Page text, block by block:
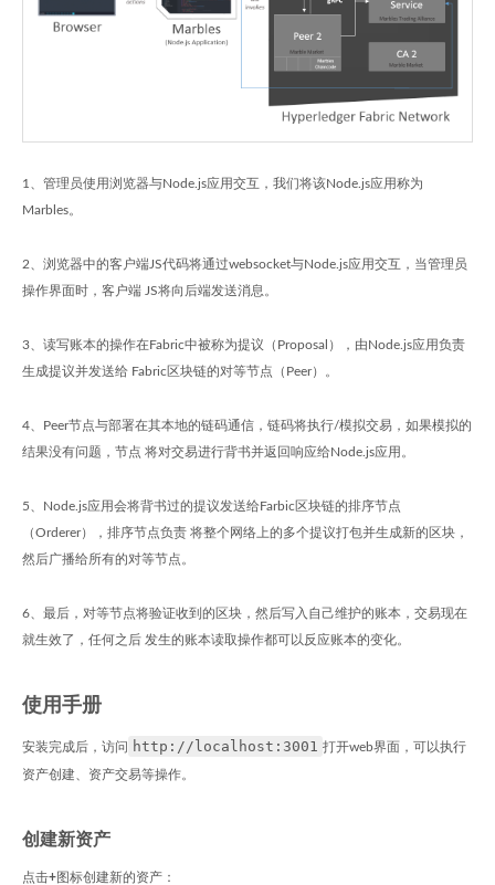
1、管理员使用浏览器与Node.js应用交互，我们将该Node.js应用称为
Marbles。
2、浏览器中的客户端JS代码将通过websocket与Node.js应用交互，当管理员
操作界面时，客户端 JS将向后端发送消息。
3、读写账本的操作在Fabric中被称为提议（Proposal），由Node.js应用负责
生成提议并发送给 Fabric区块链的对等节点（Peer）。
4、Peer节点与部署在其本地的链码通信，链码将执行/模拟交易，如果模拟的
结果没有问题，节点 将对交易进行背书并返回响应给Node.js应用。
5、Node.js应用会将背书过的提议发送给Farbic区块链的排序节点
（Orderer），排序节点负责 将整个网络上的多个提议打包并生成新的区块，
然后广播给所有的对等节点。
6、最后，对等节点将验证收到的区块，然后写入自己维护的账本，交易现在
就生效了，任何之后 发生的账本读取操作都可以反应账本的变化。
使用手册
安装完成后，访问 http://localhost:3001 打开web界面，可以执行
资产创建、资产交易等操作。
创建新资产
点击+图标创建新的资产：